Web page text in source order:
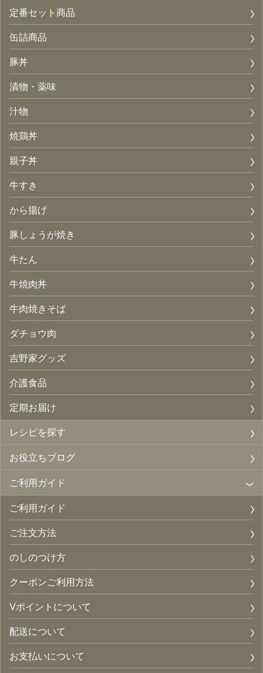
定番セット商品
缶詰商品
豚丼
漬物・薬味
汁物
焼鶏丼
親子丼
牛すき
から揚げ
豚しょうが焼き
牛たん
牛焼肉丼
牛肉焼きそば
ダチョウ肉
吉野家グッズ
介護食品
定期お届け
レシピを探す
お役立ちブログ
ご利用ガイド
ご利用ガイド
ご注文方法
のしのつけ方
クーポンご利用方法
Vポイントについて
配送について
お支払いについて